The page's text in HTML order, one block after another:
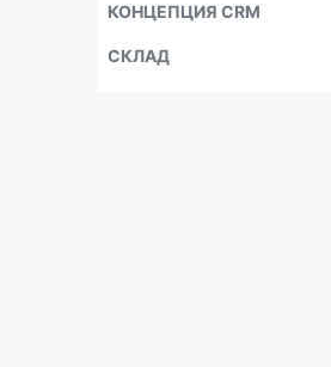
КОНЦЕПЦИЯ CRM
СКЛАД